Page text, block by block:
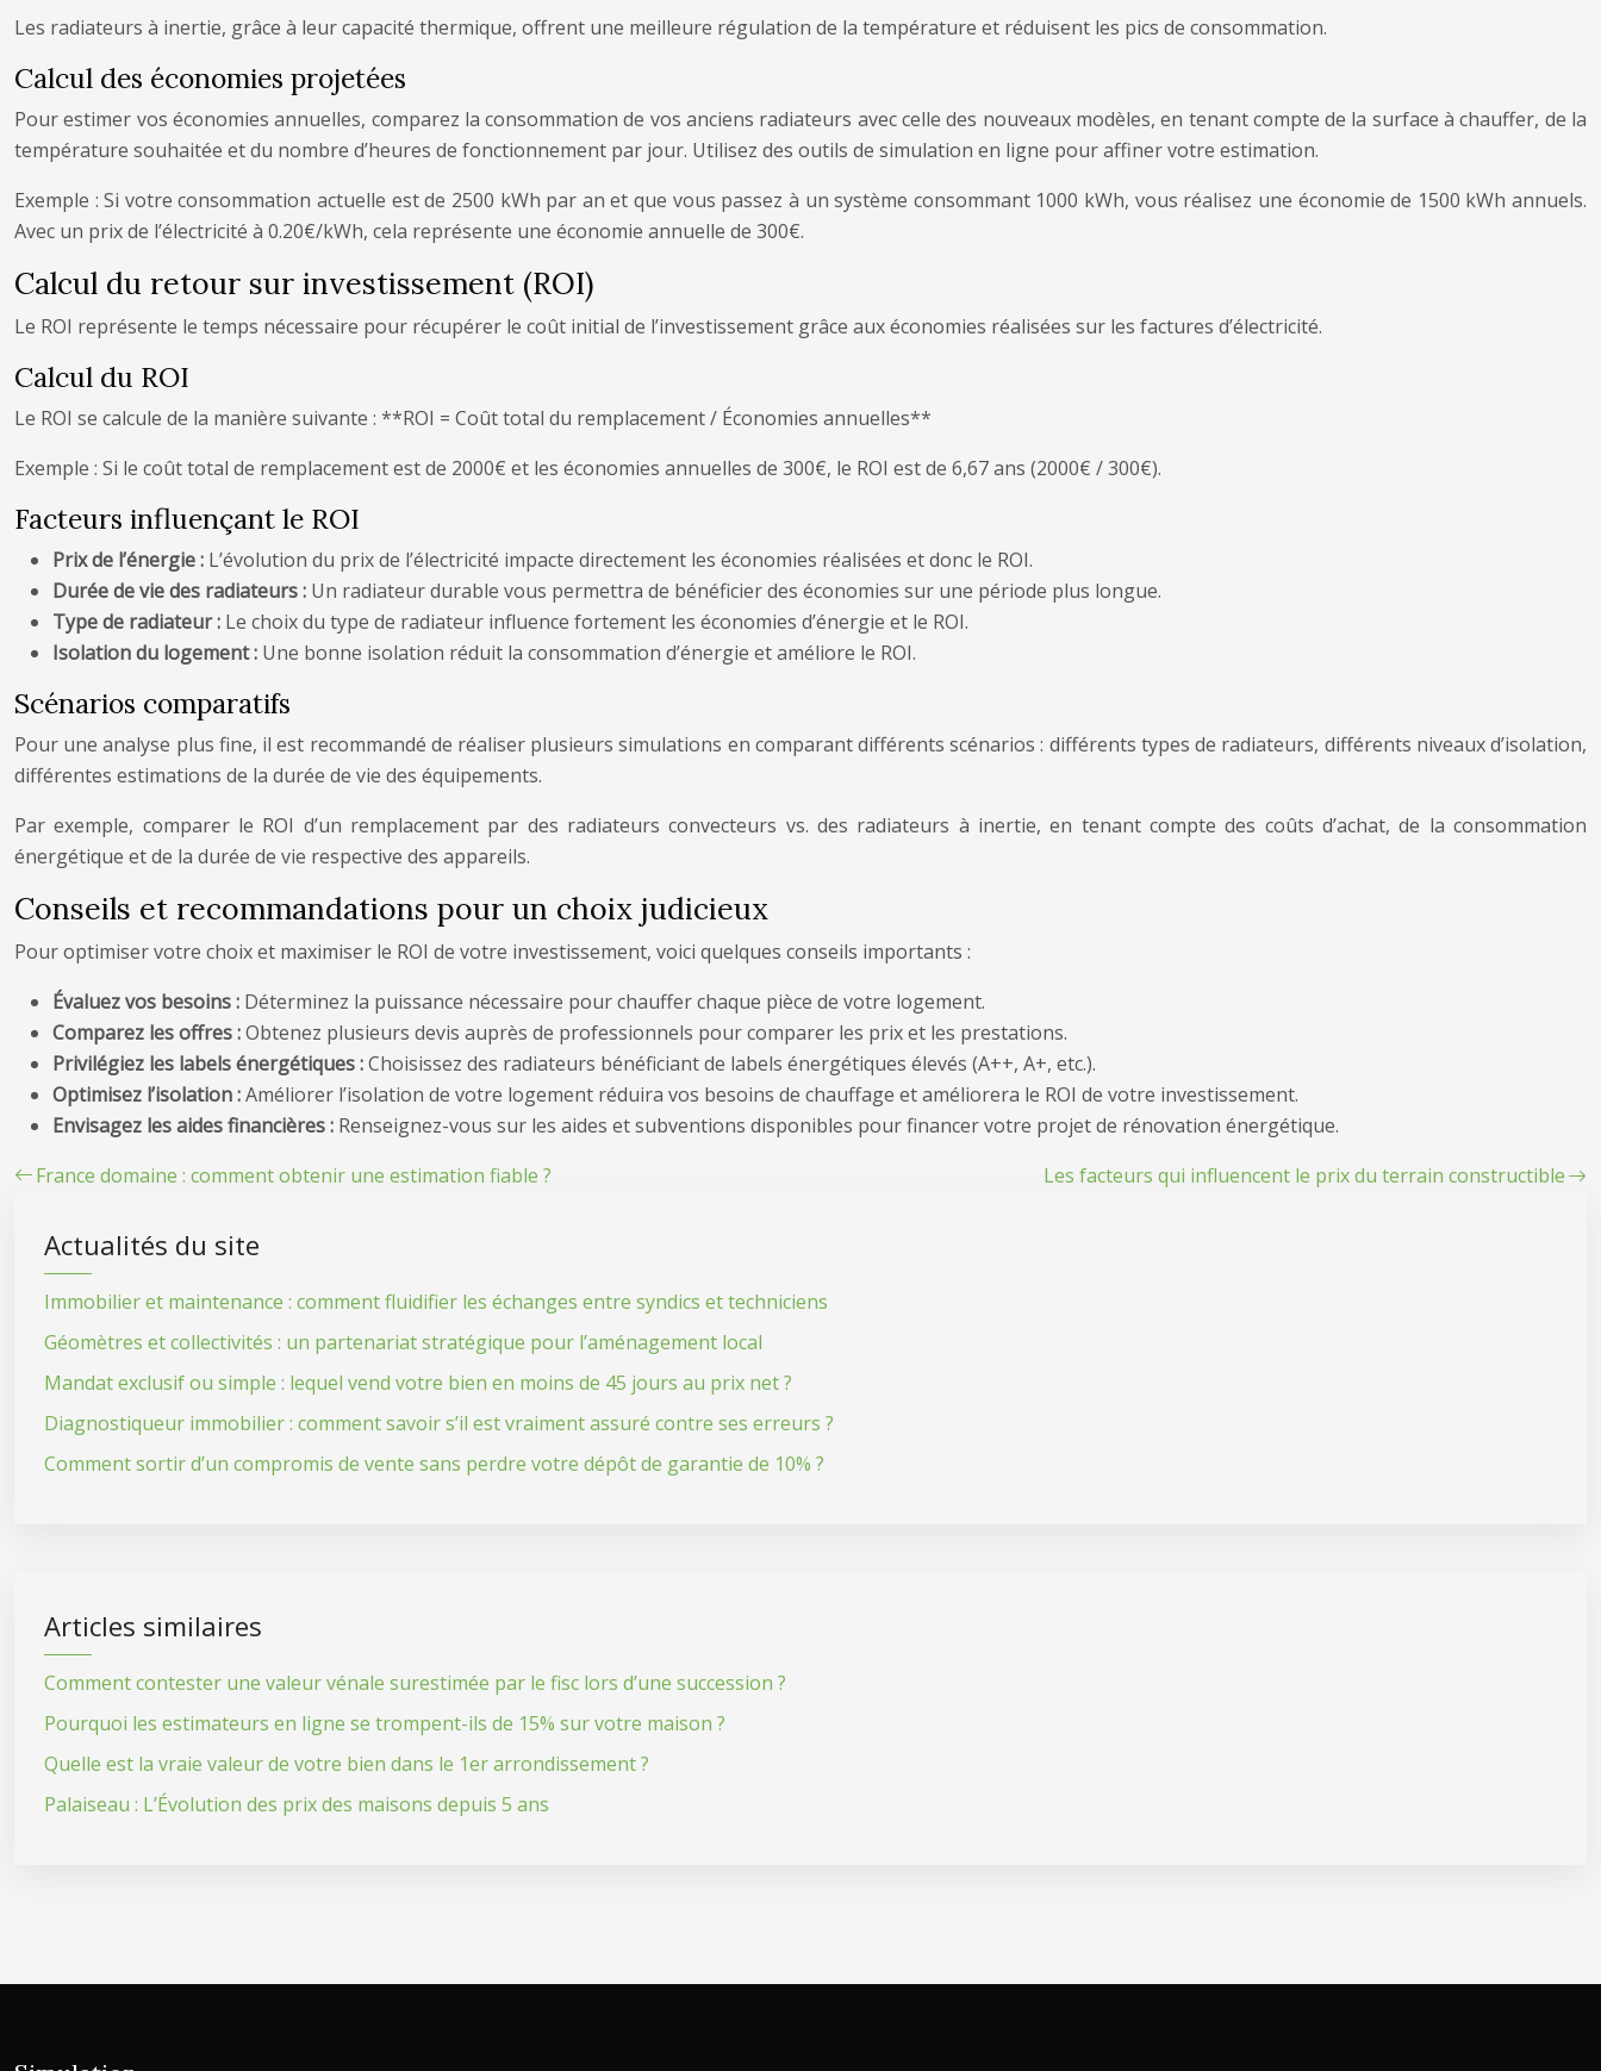
Les radiateurs à inertie, grâce à leur capacité thermique, offrent une meilleure régulation de la température et réduisent les pics de consommation.
Calcul des économies projetées
Pour estimer vos économies annuelles, comparez la consommation de vos anciens radiateurs avec celle des nouveaux modèles, en tenant compte de la surface à chauffer, de la
température souhaitée et du nombre d’heures de fonctionnement par jour. Utilisez des outils de simulation en ligne pour affiner votre estimation.
Exemple : Si votre consommation actuelle est de 2500 kWh par an et que vous passez à un système consommant 1000 kWh, vous réalisez une économie de 1500 kWh annuels.
Avec un prix de l’électricité à 0.20€/kWh, cela représente une économie annuelle de 300€.
Calcul du retour sur investissement (ROI)
Le ROI représente le temps nécessaire pour récupérer le coût initial de l’investissement grâce aux économies réalisées sur les factures d’électricité.
Calcul du ROI
Le ROI se calcule de la manière suivante : **ROI = Coût total du remplacement / Économies annuelles**
Exemple : Si le coût total de remplacement est de 2000€ et les économies annuelles de 300€, le ROI est de 6,67 ans (2000€ / 300€).
Facteurs influençant le ROI
Prix de l’énergie : L’évolution du prix de l’électricité impacte directement les économies réalisées et donc le ROI.
Durée de vie des radiateurs : Un radiateur durable vous permettra de bénéficier des économies sur une période plus longue.
Type de radiateur : Le choix du type de radiateur influence fortement les économies d’énergie et le ROI.
Isolation du logement : Une bonne isolation réduit la consommation d’énergie et améliore le ROI.
Scénarios comparatifs
Pour une analyse plus fine, il est recommandé de réaliser plusieurs simulations en comparant différents scénarios : différents types de radiateurs, différents niveaux d’isolation,
différentes estimations de la durée de vie des équipements.
Par exemple, comparer le ROI d’un remplacement par des radiateurs convecteurs vs. des radiateurs à inertie, en tenant compte des coûts d’achat, de la consommation
énergétique et de la durée de vie respective des appareils.
Conseils et recommandations pour un choix judicieux
Pour optimiser votre choix et maximiser le ROI de votre investissement, voici quelques conseils importants :
Évaluez vos besoins : Déterminez la puissance nécessaire pour chauffer chaque pièce de votre logement.
Comparez les offres :Obtenez plusieurs devis auprès de professionnels pour comparer les prix et les prestations.
Privilégiez les labels énergétiques :Choisissez des radiateurs bénéficiant de labels énergétiques élevés (A++, A+, etc.).
Optimisez l’isolation :Améliorer l’isolation de votre logement réduira vos besoins de chauffage et améliorera le ROI de votre investissement.
Envisagez les aides financières : Renseignez-vous sur les aides et subventions disponibles pour financer votre projet de rénovation énergétique.
France domaine : comment obtenir une estimation fiable ?
Les facteurs qui influencent le prix du terrain constructible
Actualités du site
Immobilier et maintenance : comment fluidifier les échanges entre syndics et techniciens
Géomètres et collectivités : un partenariat stratégique pour l’aménagement local
Mandat exclusif ou simple : lequel vend votre bien en moins de 45 jours au prix net ?
Diagnostiqueur immobilier : comment savoir s’il est vraiment assuré contre ses erreurs ?
Comment sortir d’un compromis de vente sans perdre votre dépôt de garantie de 10% ?
Articles similaires
Comment contester une valeur vénale surestimée par le fisc lors d’une succession ?
Pourquoi les estimateurs en ligne se trompent-ils de 15% sur votre maison ?
Quelle est la vraie valeur de votre bien dans le 1er arrondissement ?
Palaiseau : L’Évolution des prix des maisons depuis 5 ans